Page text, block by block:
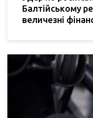
Балтійському
величезні